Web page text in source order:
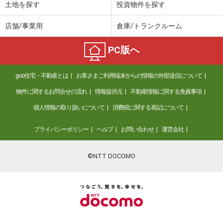
土地を探す 投資物件を探す
店舗/事業用 倉庫/トランクルーム
PC版へ
goo住宅・不動産とは お客さまご利用端末からの情報の外部送信について
物件に関するお問合せの流れ 情報提供元 不動産情報に関する免責事項
個人情報の取り扱いについて 消費税に関する表記について
プライバシーポリシー ヘルプ お問い合わせ 運営会社
©NTT DOCOMO